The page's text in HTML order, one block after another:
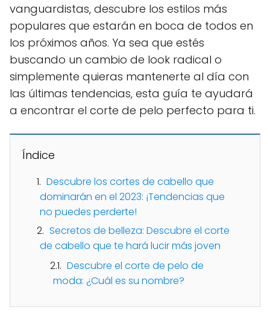
vanguardistas, descubre los estilos más
populares que estarán en boca de todos en
los próximos años. Ya sea que estés
buscando un cambio de look radical o
simplemente quieras mantenerte al día con
las últimas tendencias, esta guía te ayudará
a encontrar el corte de pelo perfecto para ti.
Índice
Descubre los cortes de cabello que
dominarán en el 2023: ¡Tendencias que
no puedes perderte!
Secretos de belleza: Descubre el corte
de cabello que te hará lucir más joven
Descubre el corte de pelo de
moda: ¿Cuál es su nombre?